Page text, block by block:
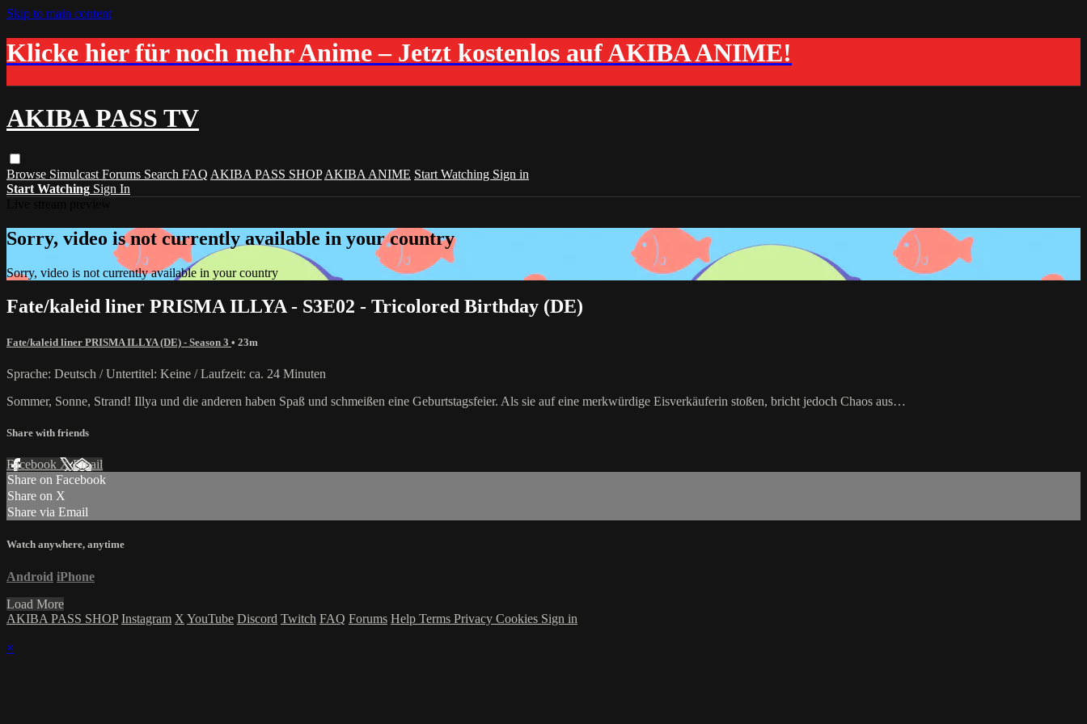
Skip to main content
Klicke hier für noch mehr Anime – Jetzt kostenlos auf AKIBA ANIME!
AKIBA PASS TV
Browse Simulcast Forums Search FAQ AKIBA PASS SHOP AKIBA ANIME Start Watching Sign in
Start Watching Sign In
Sorry, video is not currently available in your country
Sorry, video is not currently available in your country
Fate/kaleid liner PRISMA ILLYA - S3E02 - Tricolored Birthday (DE)
Fate/kaleid liner PRISMA ILLYA (DE) - Season 3 • 23m
Sprache: Deutsch / Untertitel: Keine / Laufzeit: ca. 24 Minuten
Sommer, Sonne, Strand! Illya und die anderen haben Spaß und schmeißen eine Geburtstagsfeier. Als sie auf eine merkwürdige Eisverkäuferin stoßen, bricht jedoch Chaos aus…
Share with friends
Facebook XEmail
Share on Facebook
Share on X
Share via Email
Watch anywhere, anytime
Android iPhone
Load More
AKIBA PASS SHOP Instagram X YouTube Discord Twitch FAQ Forums Help Terms Privacy Cookies Sign in
×